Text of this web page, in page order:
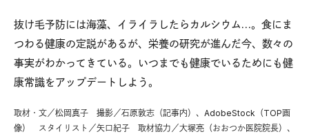
抜け毛予防には海藻、イライラしたらカルシウム…。食にま
つわる健康の定説があるが、栄養の研究が進んだ今、数々の
事実がわかってきている。いつまでも健康でいるためにも健
康常識をアップデートしよう。
取材・文／松岡真子 撮影／石原敦志（記事内）、AdobeStock（TOP画
像） スタイリスト／矢口紀子 取材協力／大塚亮（おおつか医院院長）、